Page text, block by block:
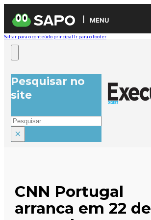
MENU
Saltar para o conteúdo principal Ir para o footer
Pesquisar no
site
Pesquisar
×
CNN Portugal
arranca em 22 de